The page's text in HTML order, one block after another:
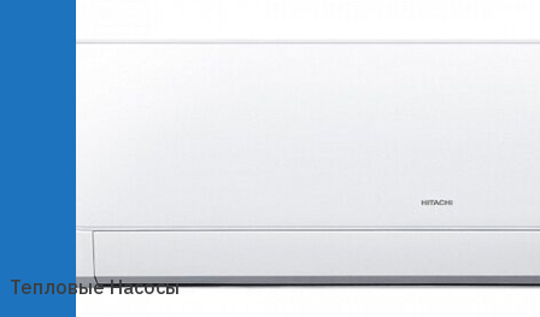
Тепловые Насосы